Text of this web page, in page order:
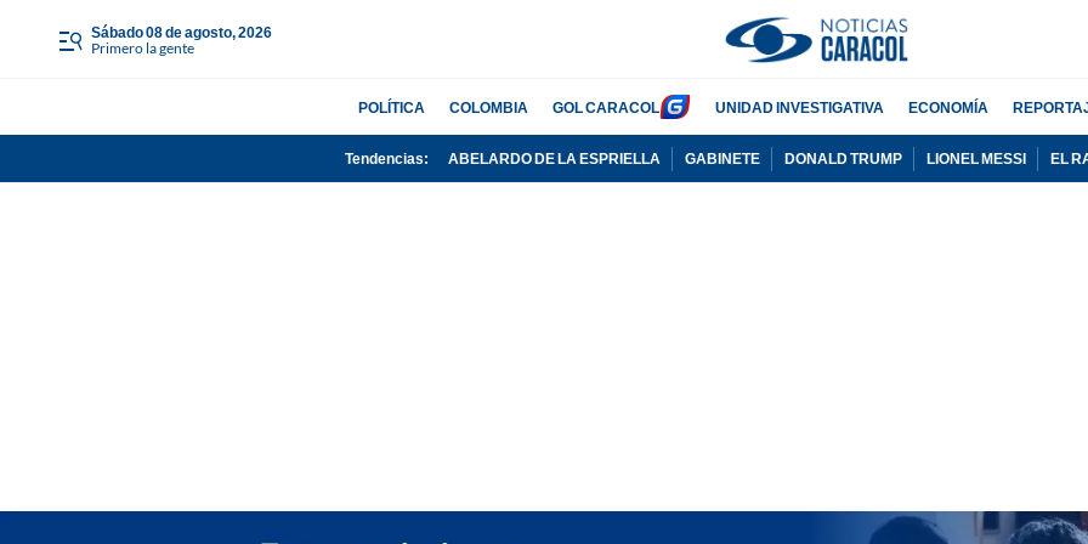
sábado 08 de agosto, 2026
Primero la gente
POLÍTICA COLOMBIA GOL CARACOL UNIDAD INVESTIGATIVA ECONOMÍA
Tendencias: ABELARDO DE LA ESPRIELLA GABINETE DONALD TRUMP LIONEL MESSI EL